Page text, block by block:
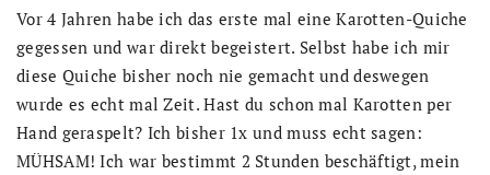
Vor 4 Jahren habe ich das erste mal eine Karotten-Quiche
gegessen und war direkt begeistert. Selbst habe ich mir
diese Quiche bisher noch nie gemacht und deswegen
wurde es echt mal Zeit. Hast du schon mal Karotten per
Hand geraspelt? Ich bisher 1x und muss echt sagen:
MÜHSAM! Ich war bestimmt 2 Stunden beschäftigt, mein